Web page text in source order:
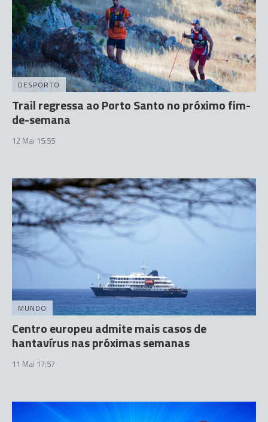
DESPORTO
Trail regressa ao Porto Santo no próximo fim-
de-semana
12 Mai 15:55
MUNDO
Centro europeu admite mais casos de
hantavírus nas próximas semanas
11 Mai 17:57